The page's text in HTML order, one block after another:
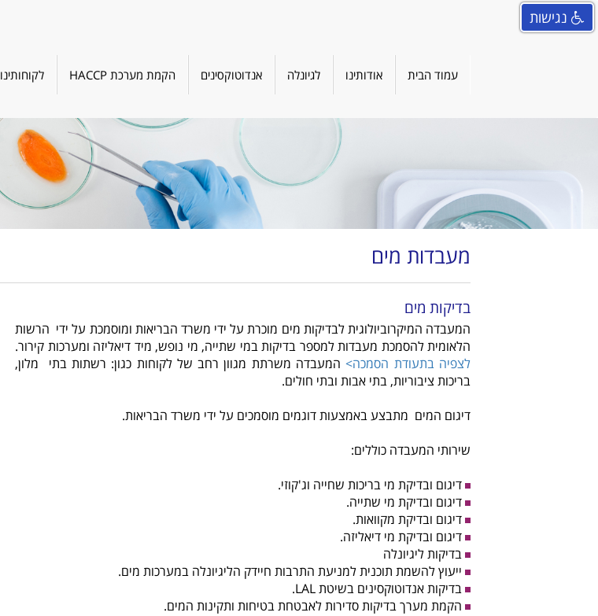
עמוד הבית אודותינו לגיונלה אנדוטוקסינים הקמת מערכת HACCP לקוחותינו
מעבדות מים
בדיקות מים
המעבדה המיקרוביולוגית לבדיקות מים מוכרת על ידי משרד הבריאות ומוסמכת על ידי הרשות
הלאומית להסמכת מעבדות למספר בדיקות במי שתייה, מי נופש, מיד דיאליזה ומערכות קירור.
לצפיה בתעודת הסמכה>המעבדה משרתת מגוון רחב של לקוחות כגון: רשתות בתי מלון,
בריכות ציבוריות, בתי אבות ובתי חולים.
דיגום המים מתבצע באמצעות דוגמים מוסמכים על ידי משרד הבריאות.
שירותי המעבדה כוללים:
דיגום ובדיקת מי בריכות שחייה וג'קוזי.
דיגום ובדיקת מי שתייה.
דיגום ובדיקת מקוואות.
דיגום ובדיקת מי דיאליזה.
בדיקות ליגיונלה
ייעוץ להשמת תוכנית למניעת התרבות חיידק הליגיונלה במערכות מים.
בדיקות אנדוטוקסינים בשיטת LAL.
הקמת מערך בדיקות סדירות לאבטחת בטיחות ותקינות המים.
נגישות